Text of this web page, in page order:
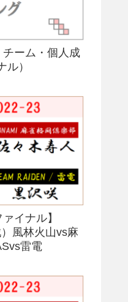
チーム・個人成
）
イナル】
風林火山vs麻
雷電